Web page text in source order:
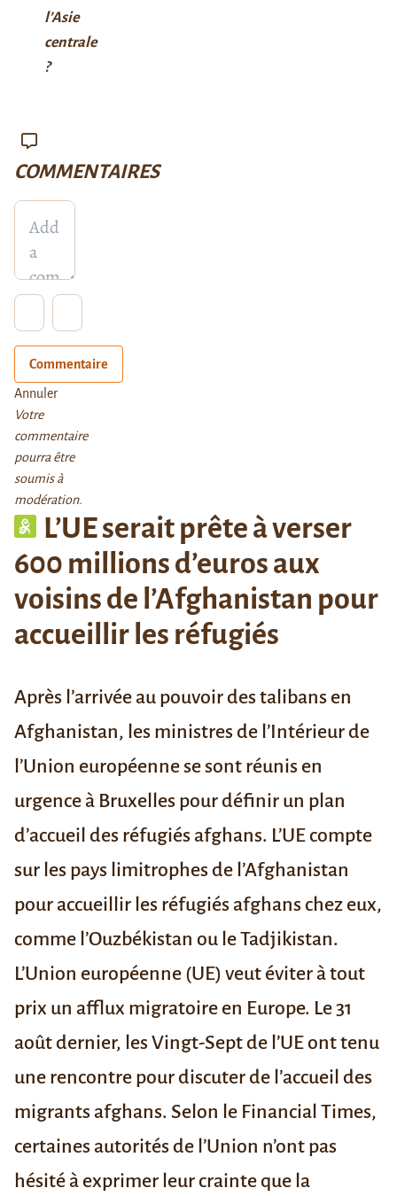
L’UE serait prête à verser
600 millions d’euros aux
voisins de l’Afghanistan pour
accueillir les réfugiés
Après l’arrivée au pouvoir des talibans en
Afghanistan, les ministres de l’Intérieur de
l’Union européenne se sont réunis en
urgence à Bruxelles pour définir un plan
d’accueil des réfugiés afghans. L’UE compte
sur les pays limitrophes de l’Afghanistan
pour accueillir les réfugiés afghans chez eux,
comme l’Ouzbékistan ou le Tadjikistan.
L’Union européenne (UE) veut éviter à tout
prix un afflux migratoire en Europe. Le 31
août dernier, les Vingt-Sept de l’UE ont tenu
une rencontre pour discuter de l’accueil des
migrants afghans. Selon le Financial Times,
certaines autorités de l’Union n’ont pas
hésité à exprimer leur crainte que la
l’Asie
centrale
?
COMMENTAIRES
Commentaire
Annuler
Votre
commentaire
pourra être
soumis à
modération.